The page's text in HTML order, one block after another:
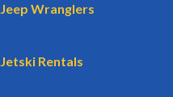
Jeep Wranglers
Jetski Rentals